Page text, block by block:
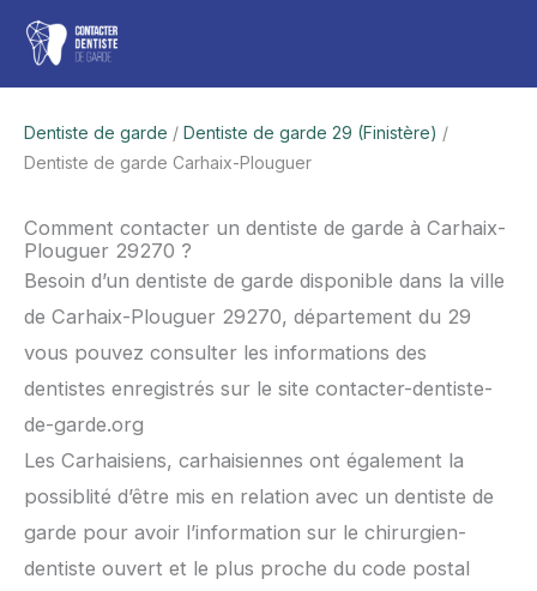
Aller
contenu
Dentiste de garde / Dentiste de garde 29 (Finistère) /
Dentiste de garde Carhaix-Plouguer
Comment contacter un dentiste de garde à Carhaix-
Plouguer 29270 ?
Besoin d’un dentiste de garde disponible dans la ville
de Carhaix-Plouguer 29270, département du 29
vous pouvez consulter les informations des
dentistes enregistrés sur le site contacter-dentiste-
de-garde.org
Les Carhaisiens, carhaisiennes ont également la
possiblité d’être mis en relation avec un dentiste de
garde pour avoir l’information sur le chirurgien-
dentiste ouvert et le plus proche du code postal